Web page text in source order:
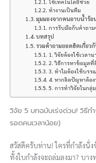
ใช้เทคโนโลยีช่วย
ทำงานเป็นทีม
มุมมองจากคนอาบน้ำร้อ
การรับมือกับคำถาม
บทสรุป
รวมคำถามยอดฮิตเกี่ยว
1. วิจัยต้องใช้เวลาน
2. วิธีการหาข้อมูลที่
3. ทำไมต้องใช้บรร
4. หากติดปัญหาต้อง
5. การทำวิจัยในกลุ่
วิจัย 5 บทฉบับเร่งด่วน! วิธีท
รอดคนเวลาน้อย)
สวัสดีครับท่าน! ใครที่กำลังนั่
ทั้งใบกำลังจะถล่มลงมา? บา